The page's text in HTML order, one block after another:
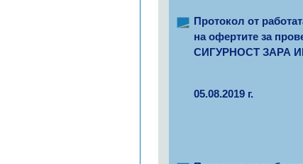
Протокол от
на офертите за
СИГУРНОСТ ЗАРА
05.08.2019 г.